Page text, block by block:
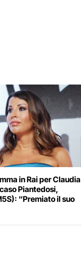
in Rai per Claudia
Piantedosi,
“Premiato il suo